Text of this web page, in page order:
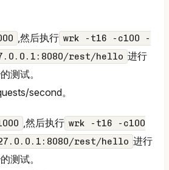
,然后执行 wrk -t16 -c100 -
rest/hello 进行
测试。
second。
,然后执行 wrk -t16 -c100
rest/hello 进行
测试。